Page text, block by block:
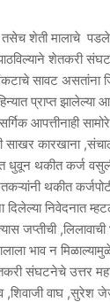
शेती मालाचे
शेतकरी
सावट असतांना
प्राप्त
आपत्तीनाही
कारखाना
धुवून थकीत कर्ज
थकीत
निवेदनात
,लिलावाची
भाव न
संघटनेचे उत्तर
वाघ ,सुरेश